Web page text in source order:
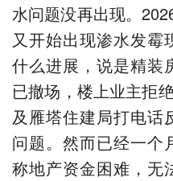
水问题没再出现。
又开始出现渗水发霉
什么进展，说是精装
已撤场，楼上业主拒
及雁塔住建局打电话
问题。然而已经一个
称地产资金困难，无